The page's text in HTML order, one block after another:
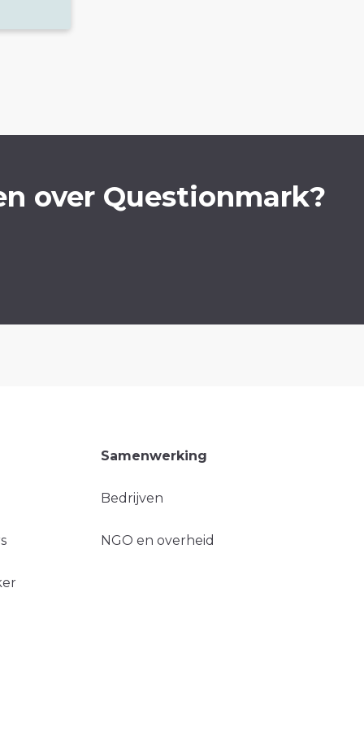
over Questionmark?
Samenwerking
Bedrijven
NGO en overheid